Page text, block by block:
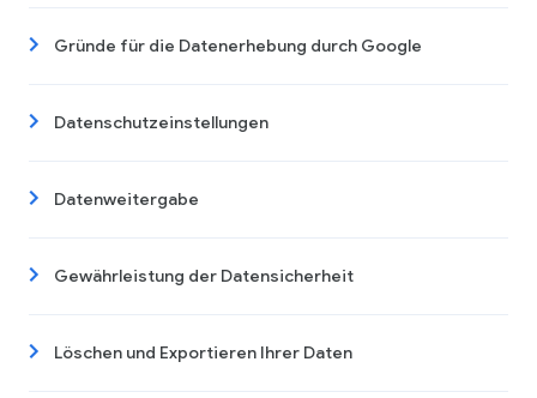
Gründe für die Datenerhebung durch Google
Datenschutzeinstellungen
Datenweitergabe
Gewährleistung der Datensicherheit
Löschen und Exportieren Ihrer Daten